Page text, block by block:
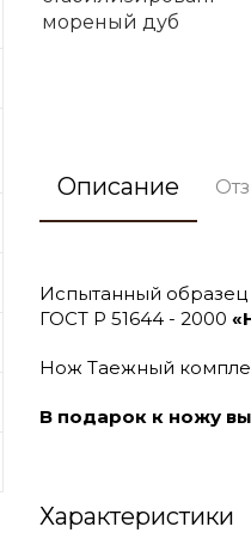
Описание
Испытанный
ГОСТ Р 51644 - 2000
Нож Таежный
В подарок к ножу
Характеристики